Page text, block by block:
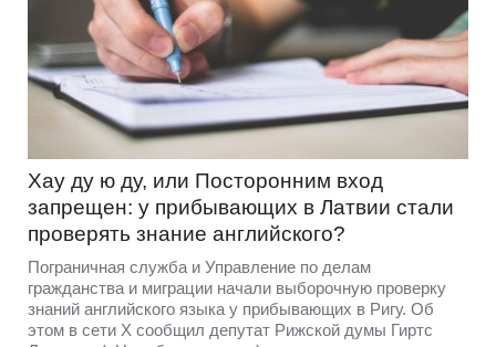
Хау ду ю ду, или Посторонним вход
запрещен: у прибывающих в Латвии стали
проверять знание английского?
Пограничная служба и Управление по делам
гражданства и миграции начали выборочную проверку
знаний английского языка у прибывающих в Ригу. Об
этом в сети Х сообщил депутат Рижской думы Гиртс